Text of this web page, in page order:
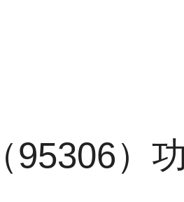
95306）